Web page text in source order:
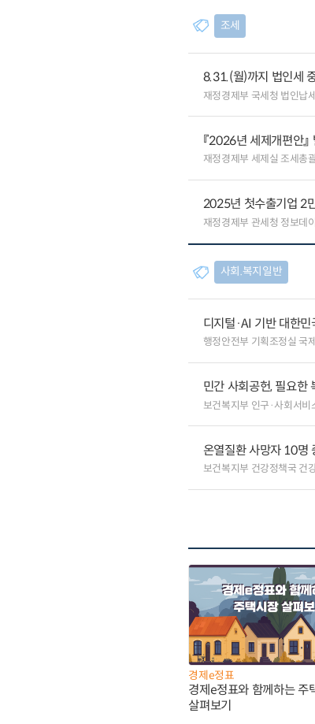
조세
8.31.(월)까지 법인세
재정경제부 국세청 법인납
『2026년 세제개편안』
재정경제부 세제실 조세총
2025년 첫수출기업 2
재정경제부 관세청 정보데
사회.복지일반
디지털·AI 기반 대한
행정안전부 기획조정실 국
민간 사회공헌, 필요한
보건복지부 인구·사회서
온열질환 사망자 10명
보건복지부 건강정책국 건
경제e정표
경제e정표와 함께하는 주
살펴보기